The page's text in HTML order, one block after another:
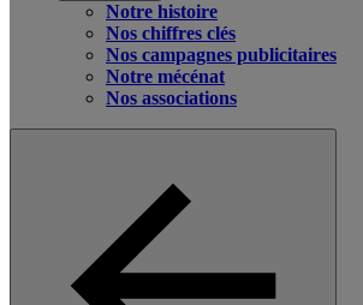
Notre histoire
Nos chiffres clés
Nos campagnes publicitaires
Notre mécénat
Nos associations